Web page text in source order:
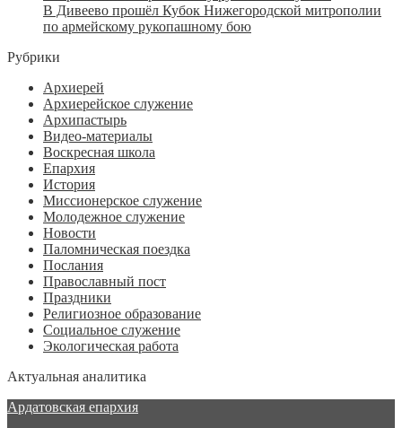
В Дивеево прошёл Кубок Нижегородской митрополии
по армейскому рукопашному бою
Рубрики
Архиерей
Архиерейское служение
Архипастырь
Видео-материалы
Воскресная школа
Епархия
История
Миссионерское служение
Молодежное служение
Новости
Паломническая поездка
Послания
Православный пост
Праздники
Религиозное образование
Социальное служение
Экологическая работа
Актуальная аналитика
Ардатовская епархия